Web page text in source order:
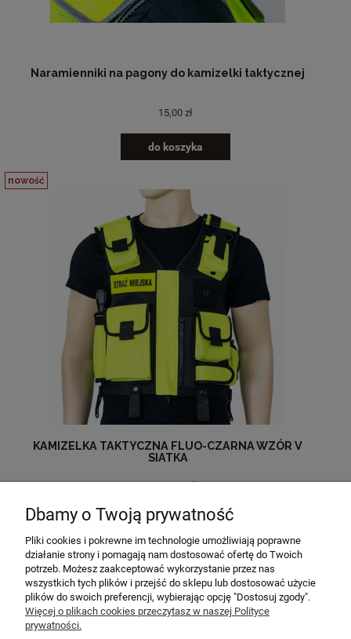
Naramienniki na pagony do kamizelki taktycznej
15,00 zł
do koszyka
KAMIZELKA TAKTYCZNA FLUO-CZARNA WZÓR V
SIATKA
449,00 zł
do koszyka
nowość
MOJE KONTO
POMOC
Dbamy o Twoją prywatność
Pliki cookies i pokrewne im technologie umożliwiają poprawne
działanie strony i pomagają nam dostosować ofertę do Twoich
potrzeb. Możesz zaakceptować wykorzystanie przez nas
wszystkich tych plików i przejść do sklepu lub dostosować użycie
plików do swoich preferencji, wybierając opcję "Dostosuj zgody".
Więcej o plikach cookies przeczytasz w naszej Polityce
prywatności.